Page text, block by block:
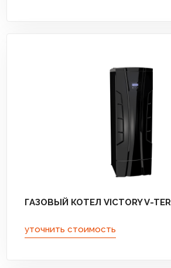
ГАЗОВЫЙ КОТЕЛ VICTORY V-
уточнить стоимость